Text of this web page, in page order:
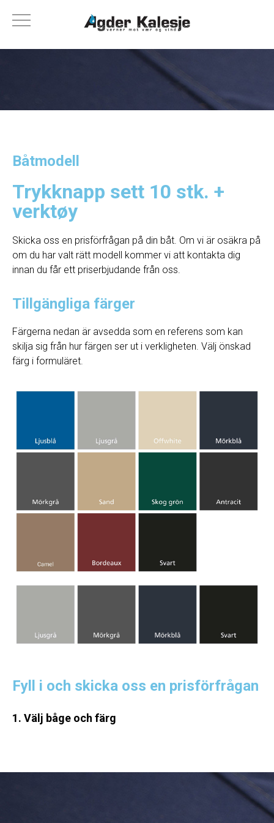
Båtmodell
Trykknapp sett 10 stk. +
verktøy
Skicka oss en prisförfrågan på din båt. Om vi ​​är osäkra på
om du har valt rätt modell kommer vi att kontakta dig
innan du får ett priserbjudande från oss.
Tillgängliga färger
Färgerna nedan är avsedda som en referens som kan
skilja sig från hur färgen ser ut i verkligheten. Välj önskad
färg i formuläret.
Fyll i och skicka oss en prisförfrågan
1. Välj båge och färg